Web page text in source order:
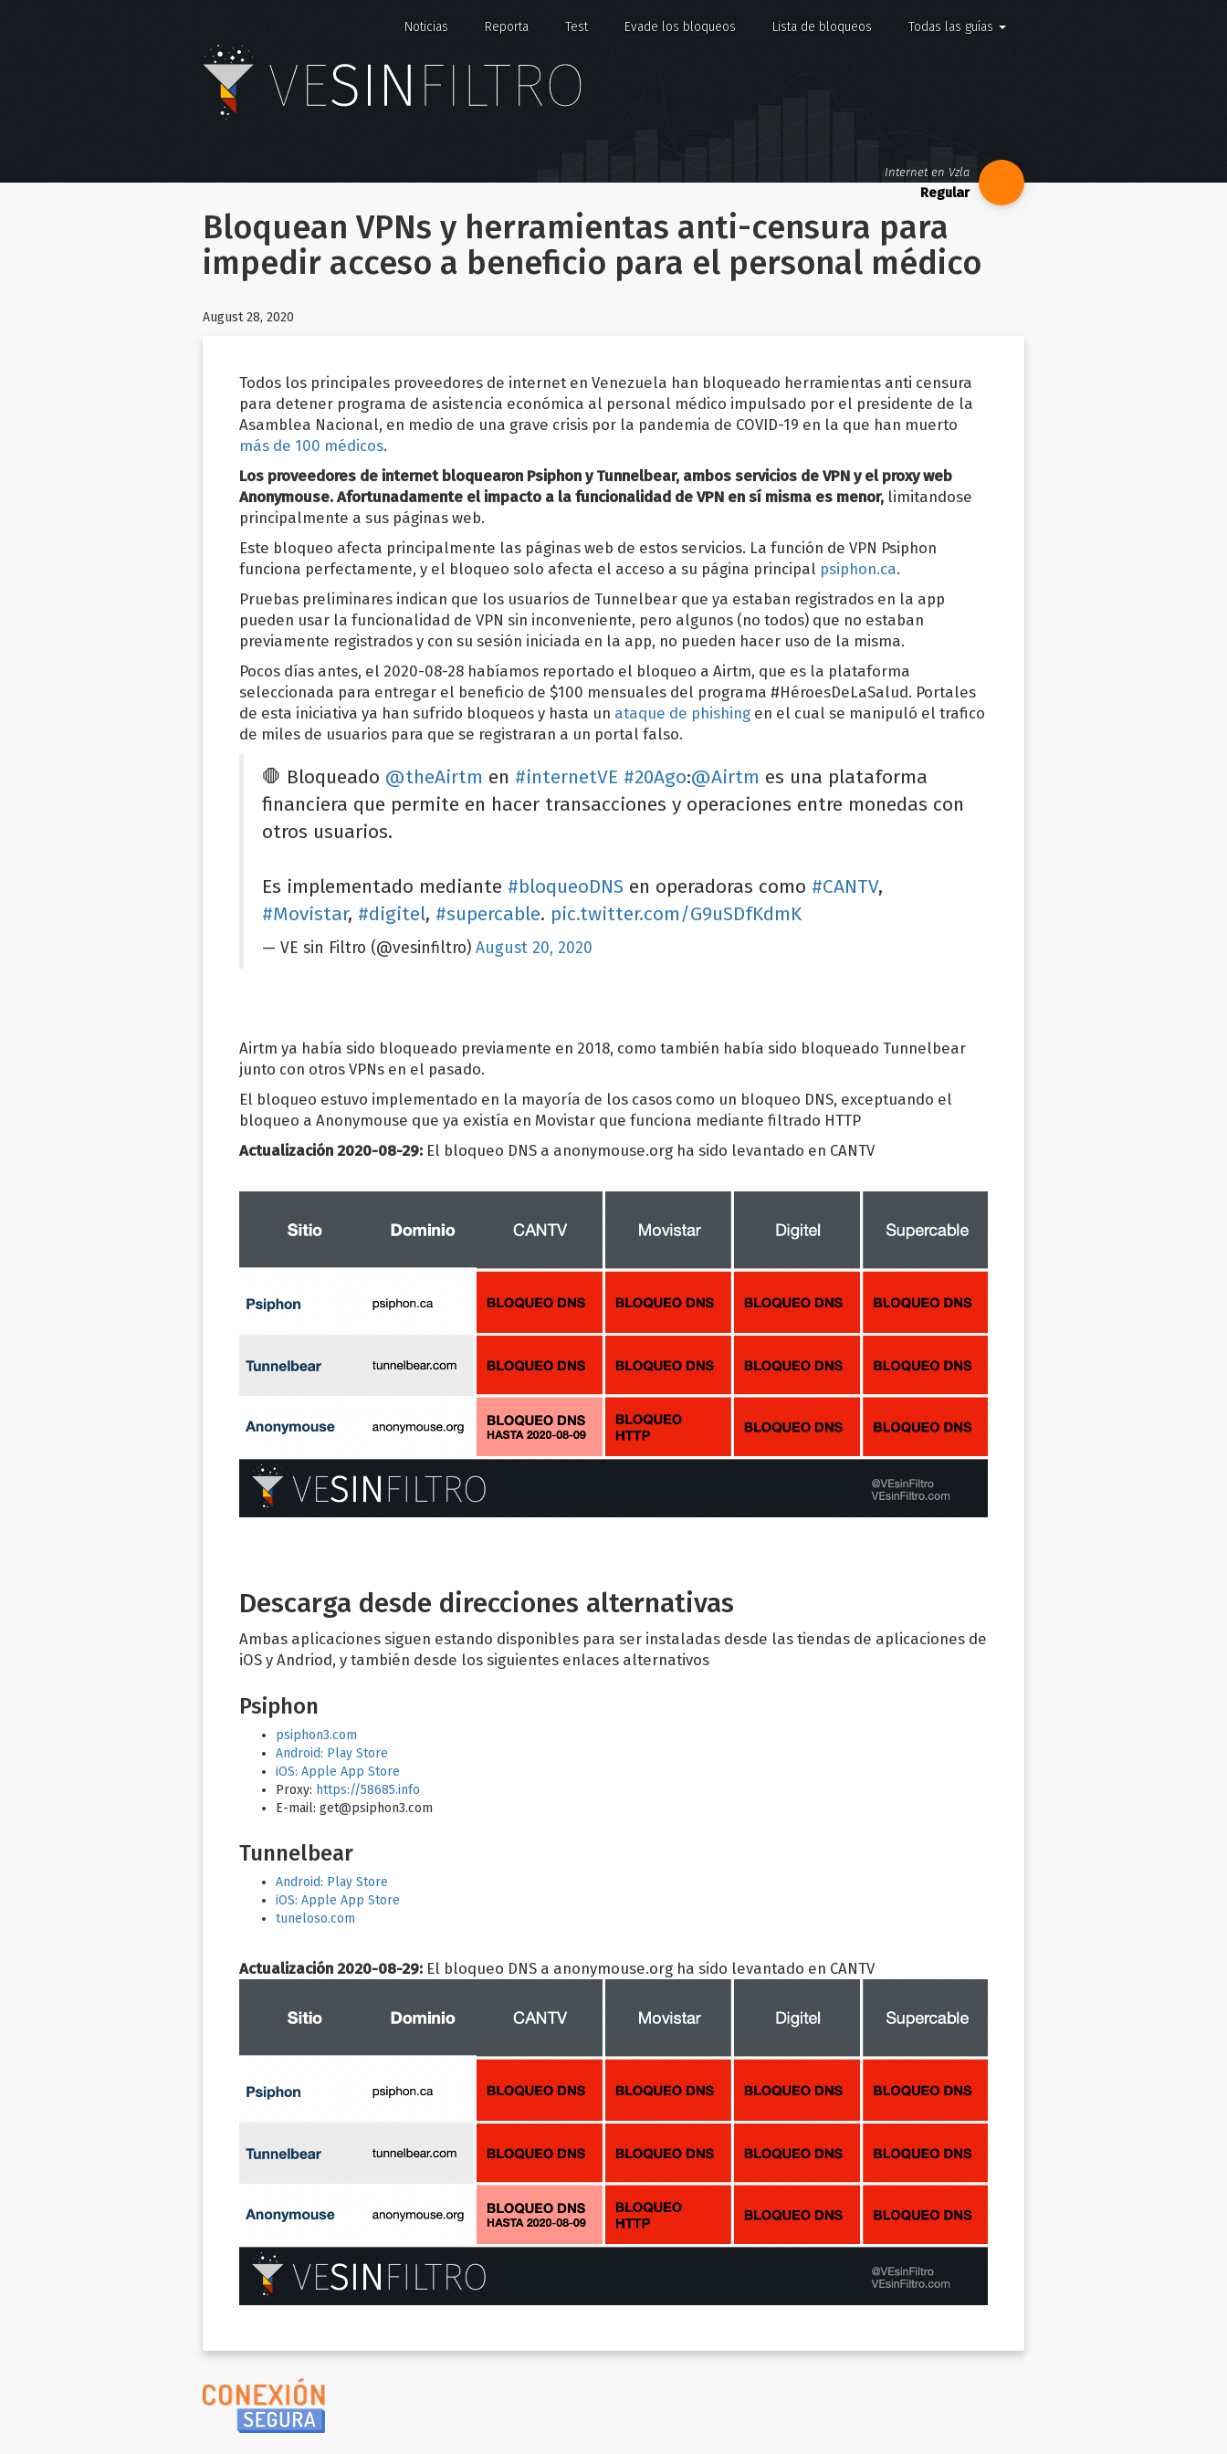
Internet en Vzla
Todas las guías
Lista de bloqueos
Evade los bloqueos
Test
Reporta
Noticias
Bloquean VPNs y herramientas anti-censura para
impedir acceso a beneficio para el personal médico
August 28, 2020
Todos los principales proveedores de internet en Venezuela han bloqueado herramientas anti censura
para detener programa de asistencia económica al personal médico impulsado por el presidente de la
Asamblea Nacional, en medio de una grave crisis por la pandemia de COVID-19 en la que han muerto
más de 100 médicos.
Los proveedores de internet bloquearon Psiphon y Tunnelbear, ambos servicios de VPN y el proxy web
Anonymouse. Afortunadamente el impacto a la funcionalidad de VPN en sí misma es menor, limitandose
principalmente a sus páginas web.
Este bloqueo afecta principalmente las páginas web de estos servicios. La función de VPN Psiphon
funciona perfectamente, y el bloqueo solo afecta el acceso a su página principal psiphon.ca.
Pruebas preliminares indican que los usuarios de Tunnelbear que ya estaban registrados en la app
pueden usar la funcionalidad de VPN sin inconveniente, pero algunos (no todos) que no estaban
previamente registrados y con su sesión iniciada en la app, no pueden hacer uso de la misma.
Pocos días antes, el 2020-08-28 habíamos reportado el bloqueo a Airtm, que es la plataforma
seleccionada para entregar el beneficio de $100 mensuales del programa #HéroesDeLaSalud. Portales
de esta iniciativa ya han sufrido bloqueos y hasta un ataque de phishing en el cual se manipuló el trafico
de miles de usuarios para que se registraran a un portal falso.
🛑 Bloqueado @theAirtm en #internetVE #20Ago:@Airtm es una plataforma
financiera que permite en hacer transacciones y operaciones entre monedas con
otros usuarios.
Es implementado mediante #bloqueoDNS en operadoras como #CANTV,
#Movistar, #digitel, #supercable. pic.twitter.com/G9uSDfKdmK
— VE sin Filtro (@vesinfiltro) August 20, 2020
Airtm ya había sido bloqueado previamente en 2018, como también había sido bloqueado Tunnelbear
junto con otros VPNs en el pasado.
El bloqueo estuvo implementado en la mayoría de los casos como un bloqueo DNS, exceptuando el
bloqueo a Anonymouse que ya existía en Movistar que funciona mediante filtrado HTTP
Actualización 2020-08-29: El bloqueo DNS a anonymouse.org ha sido levantado en CANTV
Descarga desde direcciones alternativas
Ambas aplicaciones siguen estando disponibles para ser instaladas desde las tiendas de aplicaciones de
iOS y Andriod, y también desde los siguientes enlaces alternativos
Psiphon
psiphon3.com
Android: Play Store
iOS: Apple App Store
Proxy: https://58685.info
E-mail: get@psiphon3.com
Tunnelbear
Android: Play Store
iOS: Apple App Store
tuneloso.com
Actualización 2020-08-29: El bloqueo DNS a anonymouse.org ha sido levantado en CANTV